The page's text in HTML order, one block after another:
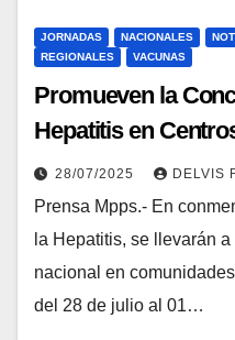
JORNADAS NACIONALES
REGIONALES
VACUNAS
Promueven la
Hepatitis en
Nacional
28/07/2025 DELVIS
Prensa Mpps.- En
la Hepatitis, se llevarán
nacional en
del 28 de julio al 01…